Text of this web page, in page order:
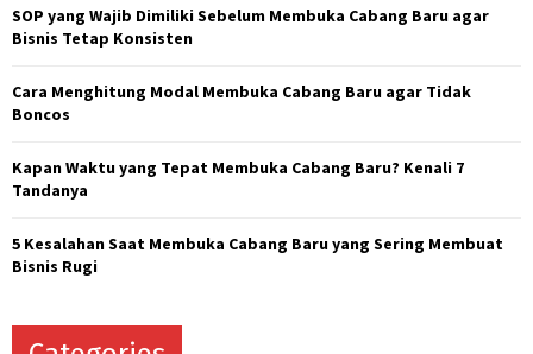
SOP yang Wajib Dimiliki Sebelum Membuka Cabang Baru agar
Bisnis Tetap Konsisten
Cara Menghitung Modal Membuka Cabang Baru agar Tidak
Boncos
Kapan Waktu yang Tepat Membuka Cabang Baru? Kenali 7
Tandanya
5 Kesalahan Saat Membuka Cabang Baru yang Sering Membuat
Bisnis Rugi